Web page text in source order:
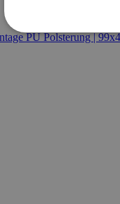
PU Polsterung |